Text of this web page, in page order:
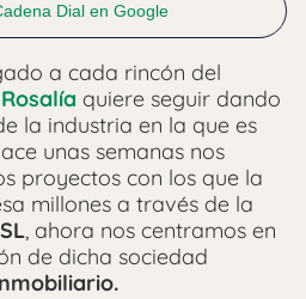
Dial en Google
a cada rincón del
Rosalía quiere seguir dando
la industria en la que es
unas semanas nos
proyectos con los que la
millones a través de la
, ahora nos centramos en
de dicha sociedad